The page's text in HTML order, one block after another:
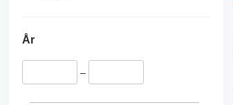
År
–